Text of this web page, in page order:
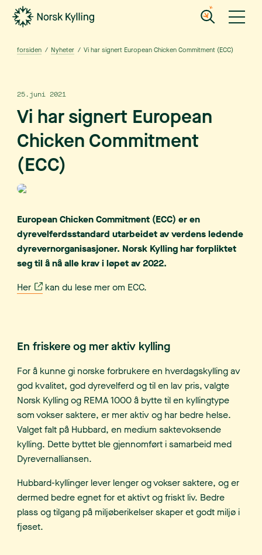
Gå til hovedinnholdet
Gå til menyen
forsiden / Nyheter / Vi har signert European Chicken Commitment (ECC)
25.juni 2021
Vi har signert European
Chicken Commitment
(ECC)
European Chicken Commitment (ECC) er en
dyrevelferdsstandard utarbeidet av verdens ledende
dyrevernorganisasjoner. Norsk Kylling har forpliktet
seg til å nå alle krav i løpet av 2022.
Her
kan du lese mer om ECC.
En friskere og mer aktiv kylling
For å kunne gi norske forbrukere en hverdagskylling av
god kvalitet, god dyrevelferd og til en lav pris, valgte
Norsk Kylling og REMA 1000 å bytte til en kyllingtype
som vokser saktere, er mer aktiv og har bedre helse.
Valget falt på Hubbard, en medium saktevoksende
kylling. Dette byttet ble gjennomført i samarbeid med
Dyrevernalliansen.
Hubbard-kyllinger lever lenger og vokser saktere, og er
dermed bedre egnet for et aktivt og friskt liv. Bedre
plass og tilgang på miljøberikelser skaper et godt miljø i
fjøset.